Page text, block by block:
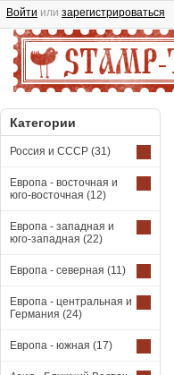
Войти или зарегистрироваться
Категории
Россия и СССР (31)
Европа - восточная и
юго-восточная (12)
Европа - западная и
юго-западная (22)
Европа - северная (11)
Европа - центральная и
Германия (24)
Европа - южная (17)